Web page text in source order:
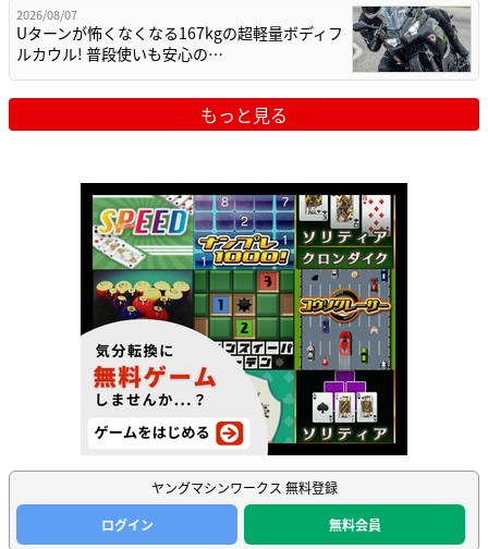
2026/08/07
Uターンが怖くなくなる167kgの超軽量ボディフ
ルカウル! 普段使いも安心の…
もっと見る
ヤングマシンワークス 無料登録
ログイン
無料会員